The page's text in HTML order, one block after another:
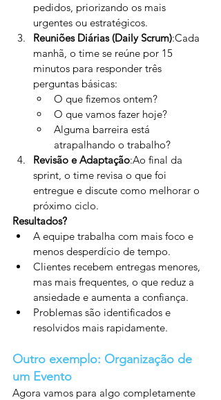
pedidos, priorizando os mais
urgentes ou estratégicos.
Reuniões Diárias (Daily Scrum):Cada
manhã, o time se reúne por 15
minutos para responder três
perguntas básicas:
O que fizemos ontem?
O que vamos fazer hoje?
Alguma barreira está
atrapalhando o trabalho?
Revisão e Adaptação:Ao final da
sprint, o time revisa o que foi
entregue e discute como melhorar o
próximo ciclo.
Resultados?
A equipe trabalha com mais foco e
menos desperdício de tempo.
Clientes recebem entregas menores,
mas mais frequentes, o que reduz a
ansiedade e aumenta a confiança.
Problemas são identificados e
resolvidos mais rapidamente.
Outro exemplo: Organização de
um Evento
Agora vamos para algo completamente